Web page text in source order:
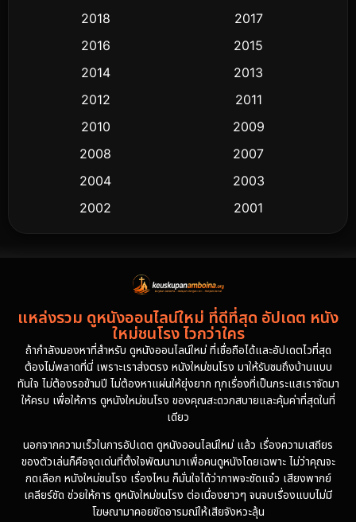
2018
2017
2016
2015
2014
2013
2012
2011
2010
2009
2008
2007
2004
2003
2002
2001
2000
1997
1986
1985
1981
1978
1974
แหล่งรวม ดูหนังออนไลน์ใหม่ ที่ดีที่สุด อัปเดต หนัง
ใหม่ชนโรง ไวกว่าใคร
ถ้ากำลังมองหาที่สำหรับ ดูหนังออนไลน์ใหม่ ที่เชื่อถือได้และอัปเดตไวที่สุด
ต้องไม่พลาดที่นี่ เพราะเราส่งตรง หนังใหม่ชนโรง มาให้รับชมถึงบ้านแบบ
ทันใจ ไม่ต้องรอข้ามปี ไม่ต้องหาแผ่นให้ยุ่งยาก ทุกเรื่องที่เป็นกระแสเราจัดมา
ให้ครบ เพื่อให้การ ดูหนังใหม่ชนโรง ของคุณสะดวกสบายและคุ้มค่าที่สุดในที่
เดียว
นอกจากความเร็วในการอัปเดต ดูหนังออนไลน์ใหม่ แล้ว เรื่องความเสถียร
ของตัวเล่นก็คือจุดเด่นที่ตั้งใจพัฒนามาเพื่อคนดูหนังโดยเฉพาะ ไม่ว่าคุณจะ
กดเลือก หนังใหม่ชนโรง เรื่องไหน ก็มั่นใจได้ว่าภาพจะชัดแจ๋ว เสียงพากย์
เคลียร์ชัด ช่วยให้การ ดูหนังใหม่ชนโรง ต่อเนื่องยาวๆ จนจบเรื่องแบบไม่มี
โฆษณามาคอยขัดอารมณ์ให้เสียจังหวะลุ้น